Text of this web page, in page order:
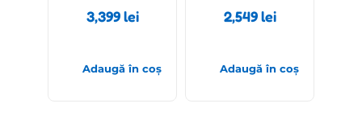
3,399lei
Adaugă în coș
2,549lei
Adaugă în coș